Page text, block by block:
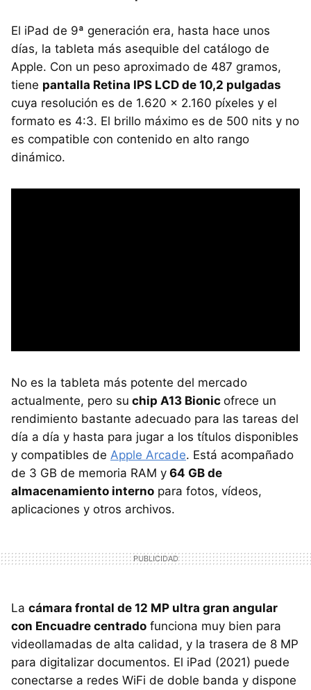
El iPad de 9ª generación era, hasta hace unos
días, la tableta más asequible del catálogo de
Apple. Con un peso aproximado de 487 gramos,
tiene pantalla Retina IPS LCD de 10,2 pulgadas
cuya resolución es de 1.620 x 2.160 píxeles y el
formato es 4:3. El brillo máximo es de 500 nits y no
es compatible con contenido en alto rango
dinámico.
No es la tableta más potente del mercado
actualmente, pero su chip A13 Bionic ofrece un
rendimiento bastante adecuado para las tareas del
día a día y hasta para jugar a los títulos disponibles
y compatibles de Apple Arcade. Está acompañado
de 3 GB de memoria RAM y 64 GB de
almacenamiento interno para fotos, vídeos,
aplicaciones y otros archivos.
La cámara frontal de 12 MP ultra gran angular
con Encuadre centrado funciona muy bien para
videollamadas de alta calidad, y la trasera de 8 MP
para digitalizar documentos. El iPad (2021) puede
conectarse a redes WiFi de doble banda y dispone